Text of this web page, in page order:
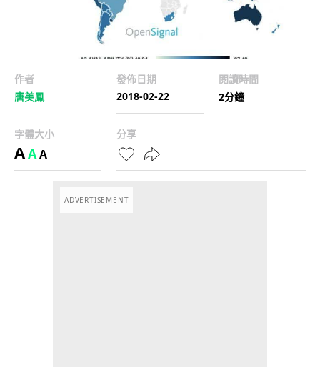
作者
唐美鳳
發佈日期
2018-02-22
閱讀時間
2分鐘
字體大小
AAA
分享
ADVERTISEMENT